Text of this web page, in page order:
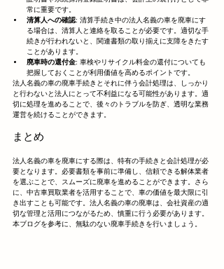
常に重要です。
清算人への確認: 清算手続き中の法人名義の車を廃車にす
る場合は、清算人と連絡を取ることが必要です。適切な手
続きが行われないと、関連書類の取り揃えに支障をきたす
ことがあります。
廃車時の還付金: 車検やリサイクル料金の還付についても
把握しておくことが利用価値を高めるポイントです。
法人名義の車の廃車手続きとそれに伴う会計処理は、しっかり
と行わないと法人にとって不利益になる可能性があります。適
切に処理を進めることで、後々のトラブルを防ぎ、透明な業務
運営を続けることができます。
まとめ
法人名義の車を廃車にする際は、特有の手続きと会計処理が必
要となります。必要書類を事前に準備し、信頼できる解体業者
を選ぶことで、スムーズに廃車を進めることができます。さら
に、中古車買取業者を活用することで、車の価値を最大限に引
き出すことも可能です。法人名義の車の廃車は、会社資産の適
切な管理と活用につながるため、慎重に行う必要があります。
本ブログを参考に、無駄のない廃車手続きを行いましょう。